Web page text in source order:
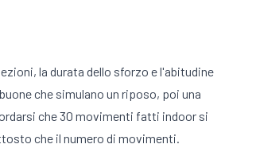
la durata dello sforzo e l'abitudine
che simulano un riposo, poi una
che 30 movimenti fatti indoor si
che il numero di movimenti.